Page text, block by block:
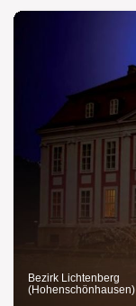
Bezirk Lichtenberg
(Hohenschönhausen)